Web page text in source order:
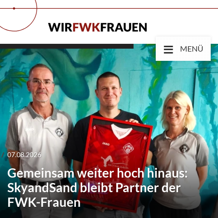
≡ MENÜ
07.08.2026
Gemeinsam weiter hoch hinaus:
SkyandSand bleibt Partner der
FWK-Frauen